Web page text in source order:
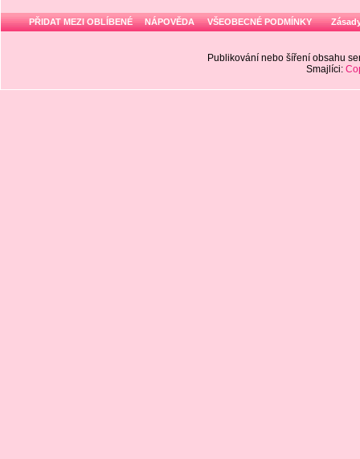
PŘIDAT MEZI OBLÍBENÉ NÁPOVĚDA VŠEOBECNÉ PODMÍNKY
Publikování nebo šíření obsahu
Smajlíci: